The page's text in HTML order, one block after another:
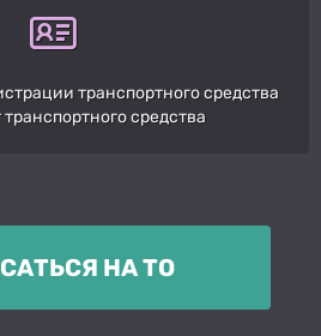
транспортного средства
средства
НА ТО